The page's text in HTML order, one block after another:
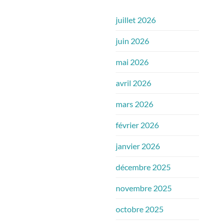
juillet 2026
juin 2026
mai 2026
avril 2026
mars 2026
février 2026
janvier 2026
décembre 2025
novembre 2025
octobre 2025